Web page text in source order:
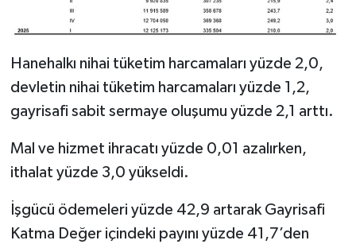
Hanehalkı nihai tüketim harcamaları yüzde 2,0,
devletin nihai tüketim harcamaları yüzde 1,2,
gayrisafi sabit sermaye oluşumu yüzde 2,1 arttı.
Mal ve hizmet ihracatı yüzde 0,01 azalırken,
ithalat yüzde 3,0 yükseldi.
İşgücü ödemeleri yüzde 42,9 artarak Gayrisafi
Katma Değer içindeki payını yüzde 41,7’den